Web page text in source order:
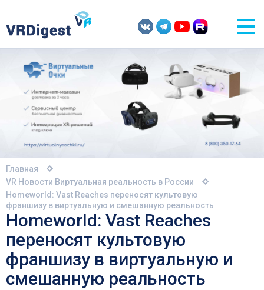
Главная
VR Новости Виртуальная реальность в России
Homeworld: Vast Reaches переносят культовую
франшизу в виртуальную и смешанную реальность
Homeworld: Vast Reaches
переносят культовую
франшизу в виртуальную и
смешанную реальность